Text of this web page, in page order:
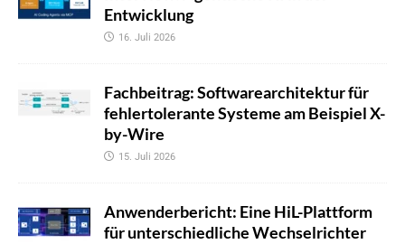
Entwicklung
16. Juli 2026
Fachbeitrag: Softwarearchitektur für
fehlertolerante Systeme am Beispiel X-
by-Wire
15. Juli 2026
Anwenderbericht: Eine HiL-Plattform
für unterschiedliche Wechselrichter